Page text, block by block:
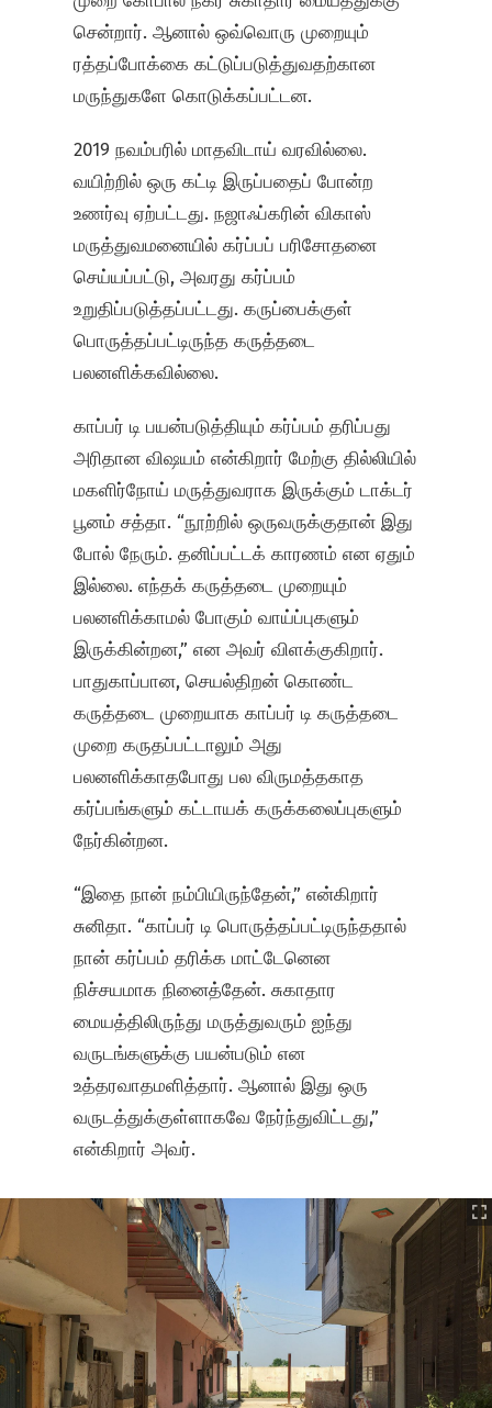
சென்றார். ஆனால் ஒவ்வொரு முறையும்
ரத்தப்போக்கை கட்டுப்படுத்துவதற்கான
மருந்துகளே கொடுக்கப்பட்டன.
2019 நவம்பரில் மாதவிடாய் வரவில்லை.
வயிற்றில் ஒரு கட்டி இருப்பதைப் போன்ற
உணர்வு ஏற்பட்டது. நஜாஃப்கரின் விகாஸ்
மருத்துவமனையில் கர்ப்பப் பரிசோதனை
செய்யப்பட்டு, அவரது கர்ப்பம்
உறுதிப்படுத்தப்பட்டது. கருப்பைக்குள்
பொருத்தப்பட்டிருந்த கருத்தடை
பலனளிக்கவில்லை.
காப்பர் டி பயன்படுத்தியும் கர்ப்பம் தரிப்பது
அரிதான விஷயம் என்கிறார் மேற்கு தில்லியில்
மகளிர்நோய் மருத்துவராக இருக்கும் டாக்டர்
பூனம் சத்தா. “நூற்றில் ஒருவருக்குதான் இது
போல் நேரும். தனிப்பட்டக் காரணம் என ஏதும்
இல்லை. எந்தக் கருத்தடை முறையும்
பலனளிக்காமல் போகும் வாய்ப்புகளும்
இருக்கின்றன,” என அவர் விளக்குகிறார்.
பாதுகாப்பான, செயல்திறன் கொண்ட
கருத்தடை முறையாக காப்பர் டி கருத்தடை
முறை கருதப்பட்டாலும் அது
பலனளிக்காதபோது பல விருமத்தகாத
கர்ப்பங்களும் கட்டாயக் கருக்கலைப்புகளும்
நேர்கின்றன.
“இதை நான் நம்பியிருந்தேன்,” என்கிறார்
சுனிதா. “காப்பர் டி பொருத்தப்பட்டிருந்ததால்
நான் கர்ப்பம் தரிக்க மாட்டேனென
நிச்சயமாக நினைத்தேன். சுகாதார
மையத்திலிருந்து மருத்துவரும் ஐந்து
வருடங்களுக்கு பயன்படும் என
உத்தரவாதமளித்தார். ஆனால் இது ஒரு
வருடத்துக்குள்ளாகவே நேர்ந்துவிட்டது,”
என்கிறார் அவர்.